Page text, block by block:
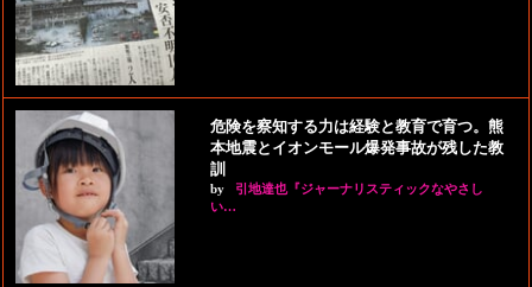
危険を察知する力は経験と教育で育つ。熊
本地震とイオンモール爆発事故が残した教
訓
by
引地達也『ジャーナリスティックなやさし
い…